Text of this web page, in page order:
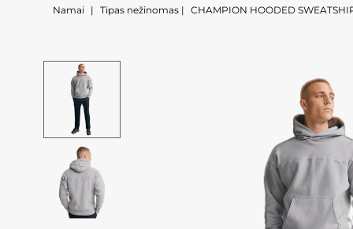
Namai | Tipas nežinomas | CHAMPION HOODED